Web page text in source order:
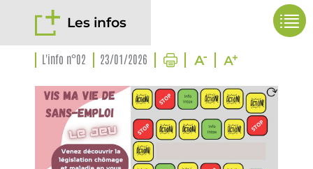
Les infos
L'info n°02 23/01/2026